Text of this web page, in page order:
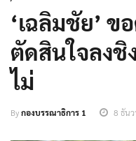
‘เฉลิมชัย​’
ตัดสินใจลง
ไม่
Byกองบรรณาธิการ 1 8 ธัน